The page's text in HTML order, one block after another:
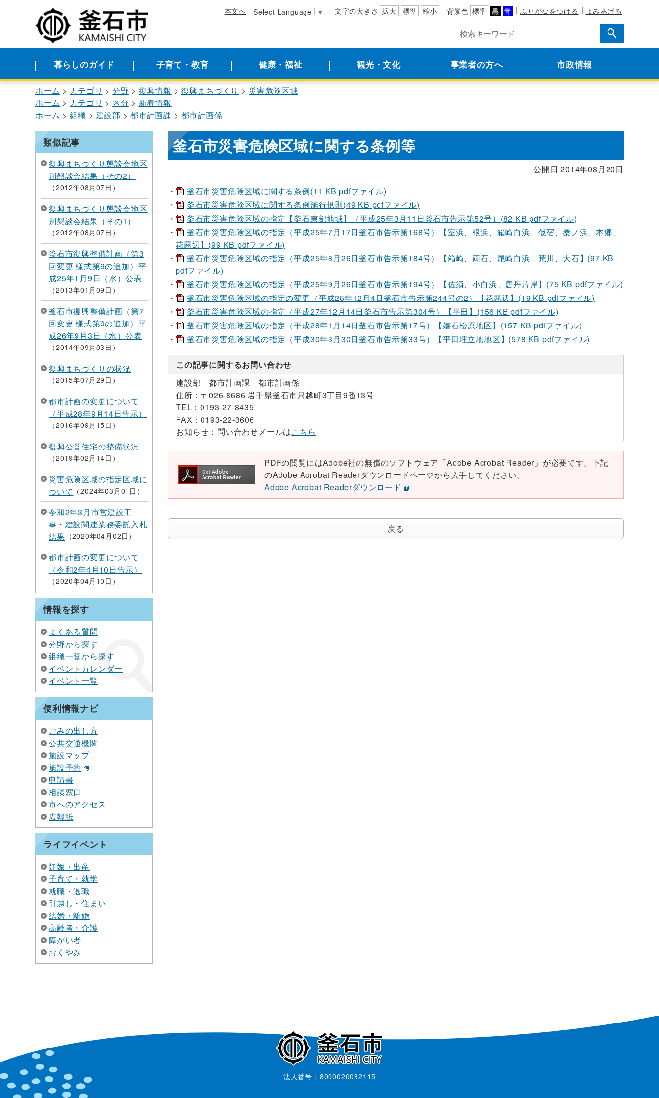
本文へ Select Language ▼ 文字の大きさ 拡大 標準 縮小 背景色 標準 黒 青 ふりがなをつける よみあげる
暮らしのガイド 子育て・教育 健康・福祉 観光・文化 事業者の方へ 市政情報
ホーム カテゴリ 分野 復興情報 復興まちづくり
災害危険区域
ホーム
カテゴリ 区分
新着情報
ホーム
組織 建設部 都市計画課 都市計画係
類似記事
復興まちづくり懇談会地区
別懇談会結果（その2）
2012年08月07日
復興まちづくり懇談会地区
別懇談会結果（その1）
2012年08月07日
釜石市復興整備計画（第3
回変更 様式第9の追加）平
成25年1月9日（水）公表
2013年01月09日
釜石市復興整備計画（第7
回変更 様式第9の追加）平
成26年9月3日（水）公表
2014年09月03日
復興まちづくりの状況
2015年07月29日
都市計画の変更について
（平成28年9月14日告示）
2016年09月15日
復興公営住宅の整備状況
2019年02月14日
災害危険区域の指定区域に
ついて
2024年03月01日
令和2年3月市営建設工
事・建設関連業務委託入札
結果
2020年04月02日
都市計画の変更について
（令和2年4月10日告示）
2020年04月10日
情報を探す
よくある質問
分野から探す
組織一覧から探す
イベントカレンダー
イベント一覧
便利情報ナビ
ごみの出し方
公共交通機関
施設マップ
施設予約
申請書
相談窓口
市へのアクセス
広報紙
ライフイベント
妊娠・出産
子育て・就学
就職・退職
引越し・住まい
結婚・離婚
高齢者・介護
障がい者
おくやみ
釜石市災害危険区域に関する条例等
公開日 2014年08月20日
釜石市災害危険区域に関する条例(11 KB pdfファイル)
釜石市災害危険区域に関する条例施行規則(49 KB pdfファイル)
釜石市災害危険区域の指定【釜石東部地域】（平成25年3月11日釜石市告示第52号）(82 KB pdfファイル)
釜石市災害危険区域の指定（平成25年7月17日釜石市告示第168号）【室浜、根浜、箱崎白浜、仮宿、桑ノ浜、本郷、
花露辺】(99 KB pdfファイル)
釜石市災害危険区域の指定（平成25年8月26日釜石市告示第184号）【箱崎、両石、尾崎白浜、荒川、大石】(97 KB
pdfファイル)
釜石市災害危険区域の指定（平成25年9月26日釜石市告示第194号）【佐須、小白浜、唐丹片岸】(75 KB pdfファイル)
釜石市災害危険区域の指定の変更（平成25年12月4日釜石市告示第244号の2）【花露辺】(19 KB pdfファイル)
釜石市災害危険区域の指定（平成27年12月14日釜石市告示第304号）【平田】(156 KB pdfファイル)
釜石市災害危険区域の指定（平成28年1月14日釜石市告示第17号）【嬉石松原地区】(157 KB pdfファイル)
釜石市災害危険区域の指定（平成30年3月30日釜石市告示第33号）【平田埋立地地区】(578 KB pdfファイル)
この記事に関するお問い合わせ
建設部 都市計画課 都市計画係
住所： 〒026-8686 岩手県釜石市只越町3丁目9番13号
TEL：0193-27-8435
FAX：0193-22-3606
お知らせ： 問い合わせメールはこちら
PDFの閲覧にはAdobe社の無償のソフトウェア「Adobe Acrobat Reader」が必要です。下記
のAdobe Acrobat Readerダウンロードページから入手してください。
Adobe Acrobat Readerダウンロード
戻る
法人番号：8000020032115